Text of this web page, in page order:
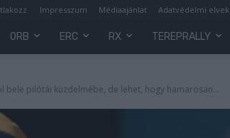
Impresszum Médiaajánlat Adatvédelmi elvek
ORB ERC RX TEREPRALLY
bele pilótái küzdelmébe, de lehet, hogy hamarosan...